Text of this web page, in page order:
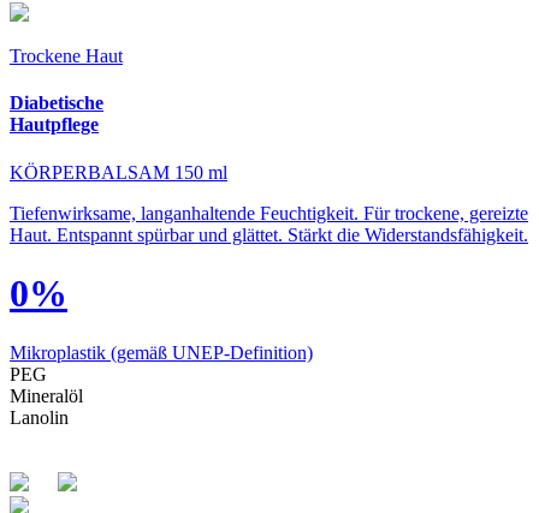
Trockene Haut
Diabetische
Hautpflege
KÖRPERBALSAM 150 ml
Tiefenwirksame, langanhaltende Feuchtigkeit. Für trockene, gereizte
Haut. Entspannt spürbar und glättet. Stärkt die Widerstandsfähigkeit.
0%
Mikroplastik (gemäß UNEP-Definition)
PEG
Mineralöl
Lanolin